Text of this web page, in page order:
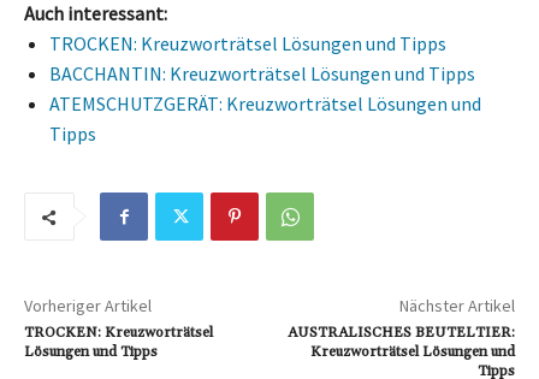
Auch interessant:
TROCKEN: Kreuzworträtsel Lösungen und Tipps
BACCHANTIN: Kreuzworträtsel Lösungen und Tipps
ATEMSCHUTZGERÄT: Kreuzworträtsel Lösungen und
Tipps
Vorheriger Artikel
TROCKEN: Kreuzworträtsel
Lösungen und Tipps
Nächster Artikel
AUSTRALISCHES BEUTELTIER:
Kreuzworträtsel Lösungen und
Tipps